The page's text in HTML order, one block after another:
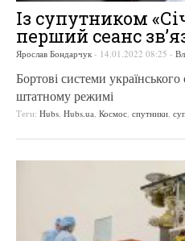
Із супутником
перший сеанс
Ярослав Бондарчук - 14.01.2022 08:25 -
Бортові системи
штатному режимі
Теги: Hubs Hubs.ua Космос спутники